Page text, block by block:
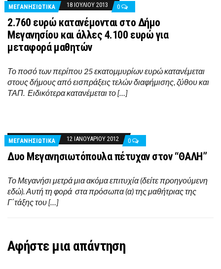
ΜΕΓΑΝΗΣΙΩΤΙΚΑ 18 ΙΟΥΛΊΟΥ 2013 0
2.760 ευρώ κατανέμονται στο Δήμο
Μεγανησίου και άλλες 4.100 ευρώ για
μεταφορά μαθητών
Το ποσό των περίπου 25 εκατομμυρίων ευρώ κατανέμεται
στους δήμους από εισπράξεις τελών διαφήμισης, ζύθου και
ΤΑΠ. Ειδικότερα κατανέμεται το […]
ΜΕΓΑΝΗΣΙΩΤΙΚΑ 12 ΙΑΝΟΥΑΡΊΟΥ 2012 0
Δυο Μεγανησιωτόπουλα πέτυχαν στον “ΘΑΛΗ”
Το Μεγανήσι μετρά μια ακόμα επιτυχία (δείτε προηγούμενη
εδώ). Αυτή τη φορά στα πρόσωπα (α) της μαθήτριας της
Γ΄τάξης του […]
Αφήστε μια απάντηση